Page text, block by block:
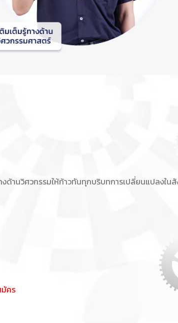
ด้านวิศวกรรมให้ก้าวทันทุกบริบทการเปลี่ยนแปลงใน
คร